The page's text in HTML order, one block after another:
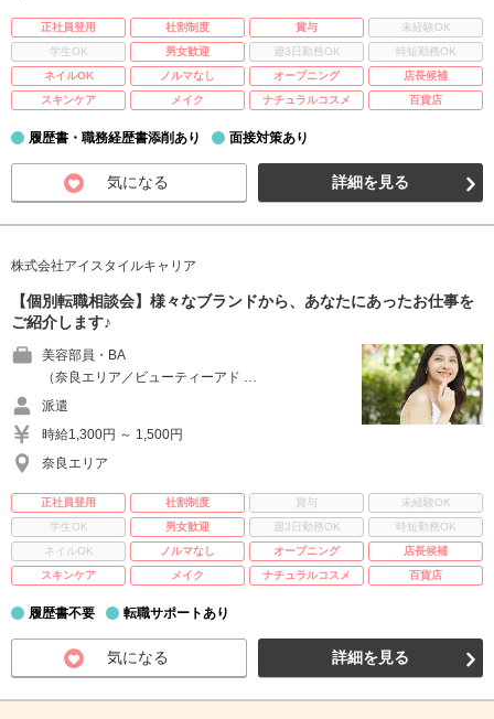
正社員登用 社割制度 賞与
未経験OK
学生OK
男女歓迎 週3日勤務OK
時短勤務OK
ネイルOK
ノルマなし オープニング
店長候補
スキンケア
メイク ナチュラルコスメ 百貨店
履歴書・職務経歴書添削あり 面接対策あり
気になる 詳細を見る
株式会社アイスタイルキャリア
【個別転職相談会】様々なブランドから、あなたにあったお仕事を
ご紹介します♪
美容部員・BA
（奈良エリア／ビューティーアド …
派遣
時給1,300円 ～ 1,500円
奈良エリア
正社員登用 社割制度 賞与
未経験OK
学生OK
男女歓迎 週3日勤務OK
時短勤務OK
ネイルOK
ノルマなし オープニング
店長候補
スキンケア
メイク ナチュラルコスメ 百貨店
履歴書不要 転職サポートあり
気になる 詳細を見る